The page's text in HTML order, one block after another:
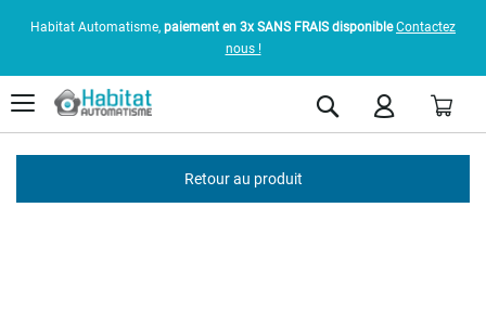
Habitat Automatisme, paiement en 3x SANS FRAIS disponible Contactez
nous !
Rechercher
Retour au produit